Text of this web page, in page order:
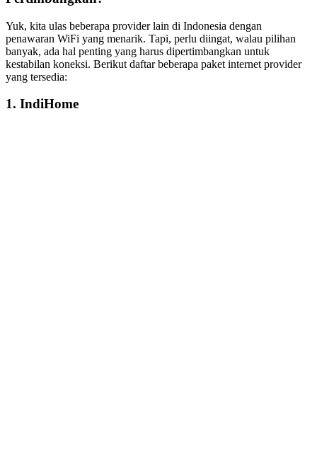
Yuk, kita ulas beberapa provider lain di Indonesia dengan
penawaran WiFi yang menarik. Tapi, perlu diingat, walau pilihan
banyak, ada hal penting yang harus dipertimbangkan untuk
kestabilan koneksi. Berikut daftar beberapa paket internet provider
yang tersedia:
1. IndiHome